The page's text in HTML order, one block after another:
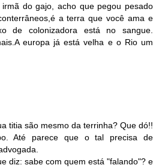
irmã do gajo, acho que pegou pesado
a terra que você ama e
de colonizadora está no sangue.
europa já está velha e o Rio um
titia são mesmo da terrinha? Que dó!!
Até parece que o tal precisa de
diz: sabe com quem está "falando"? e